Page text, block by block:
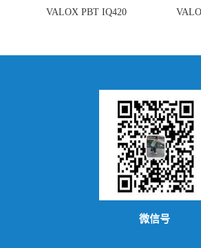
VALOX PBT IQ420
微信号